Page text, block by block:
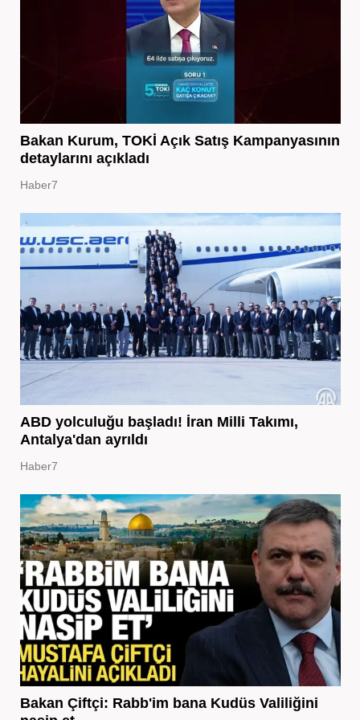
Bakan Kurum, TOKİ Açık Satış Kampanyasının
detaylarını açıkladı
Haber7
ABD yolculuğu başladı! İran Milli Takımı,
Antalya'dan ayrıldı
Haber7
Bakan Çiftçi: Rabb'im bana Kudüs Valiliğini